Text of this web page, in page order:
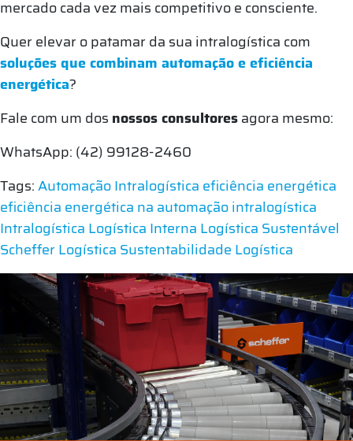
mercado cada vez mais competitivo e consciente.
Quer elevar o patamar da sua intralogística com
soluções que combinam automação e eficiência
energética?
Fale com um dos nossos consultoresagora mesmo:
WhatsApp: (42) 99128-2460
Tags:Automação Intralogística eficiência energética
eficiência energética na automação intralogística
Intralogística Logística Interna Logística Sustentável
Scheffer Logística Sustentabilidade Logística